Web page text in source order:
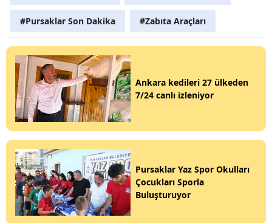
#Pursaklar Son Dakika #Zabıta Araçları
Ankara kedileri 27 ülkeden
7/24 canlı izleniyor
Pursaklar Yaz Spor Okulları
Çocukları Sporla
Buluşturuyor